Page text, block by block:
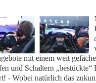
mit einem weit
und Schaltern
- Wobei natürlich das